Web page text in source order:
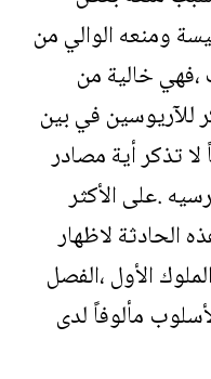
ومنعه الوالي من
،فهي خالية من
للآريوسين في بين
لا تذكر أية مصادر
.على الأكثر
الحادثة لاظهار
الأول ،الفصل
مألوفاً لدى